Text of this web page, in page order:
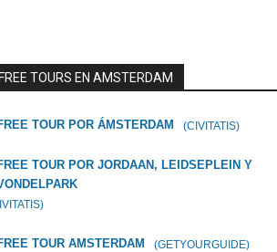
TOURS EN AMSTERDAM
TOUR POR ÁMSTERDAM (CIVITATIS)
TOUR POR JORDAAN, LEIDSEPLEIN Y
TOUR AMSTERDAM (GETYOURGUIDE)